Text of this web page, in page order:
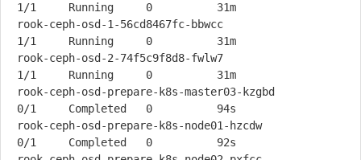
1/1     Running     0          31m
rook-ceph-osd-1-56cd8467fc-bbwcc
1/1     Running     0          31m
rook-ceph-osd-2-74f5c9f8d8-fwlw7
1/1     Running     0          31m
rook-ceph-osd-prepare-k8s-master03-kzgbd
0/1     Completed   0          94s
rook-ceph-osd-prepare-k8s-node01-hzcdw
0/1     Completed   0          92s